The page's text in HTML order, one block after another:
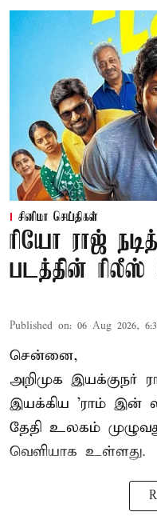
சினிமா செய்திகள்
ரியோ ராஜ்
படத்தின் ரிலீஸ்
Published on: 06 Aug 2026,
சென்னை,
அறிமுக இயக்குநர்
இயக்கிய 'ராம் இன்
தேதி உலகம்
வெளியாக உள்ளது.